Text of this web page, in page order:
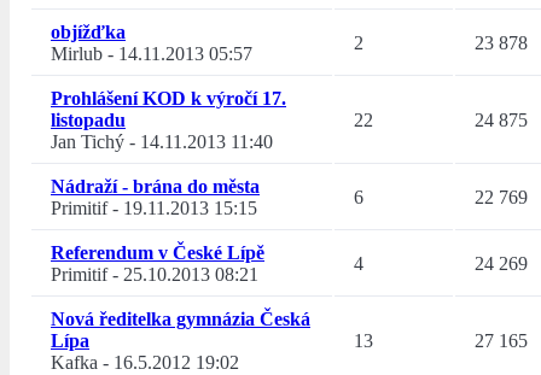
objížďka
Mirlub - 14.11.2013 05:57
2 23 878
Prohlášení KOD k výročí 17.
listopadu
Jan Tichý - 14.11.2013 11:40
22 24 875
Nádraží - brána do města
Primitif- 19.11.2013 15:15
6 22 769
Referendum v České Lípě
Primitif- 25.10.2013 08:21
4 24 269
Nová ředitelka gymnázia Česká
Lípa
Kafka - 16.5.2012 19:02
13 27 165